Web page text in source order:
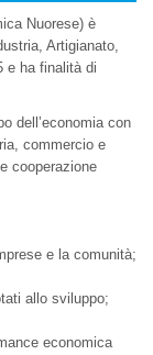
Nuorese) è
Artigianato,
e ha finalità di
dell’economia con
commercio e
cooperazione
e la comunità;
allo sviluppo;
economica